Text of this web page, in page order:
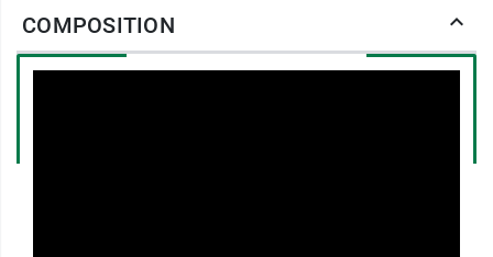
endroit sec et à l'abri de la lumière.
Dose journalière maximale :75 gouttes, soit 2,4
COMPOSITION